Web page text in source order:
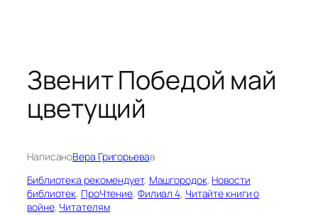
Звенит Победой май
цветущий
НаписаноВера Григорьевав
Библиотека рекомендует, Машгородок, Новости
библиотек, ПроЧтение, Филиал 4, Читайте книги о
войне, Читателям